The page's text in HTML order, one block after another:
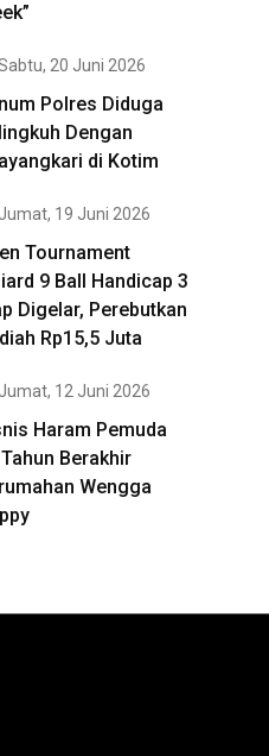
20 Juni 2026
Polres Diduga
Dengan
di Kotim
Jumat, 19 Juni 2026
Tournament
9 Ball Handicap 3
Digelar, Perebutkan
Rp15,5 Juta
Jumat, 12 Juni 2026
Haram Pemuda
Berakhir
Wengga